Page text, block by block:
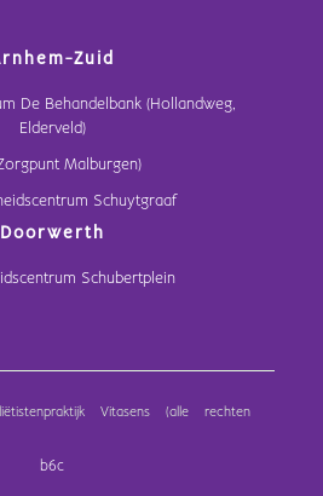
Zuid
De Behandelbank (Hollandweg,
Elderveld)
Malburgen)
Schuytgraaf
Doorwerth
Schubertplein
Vitasens (alle rechten
b6c